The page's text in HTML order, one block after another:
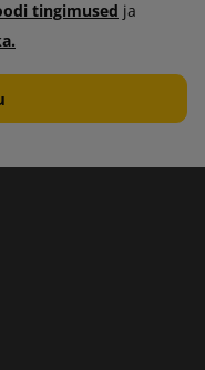
tingimused ja